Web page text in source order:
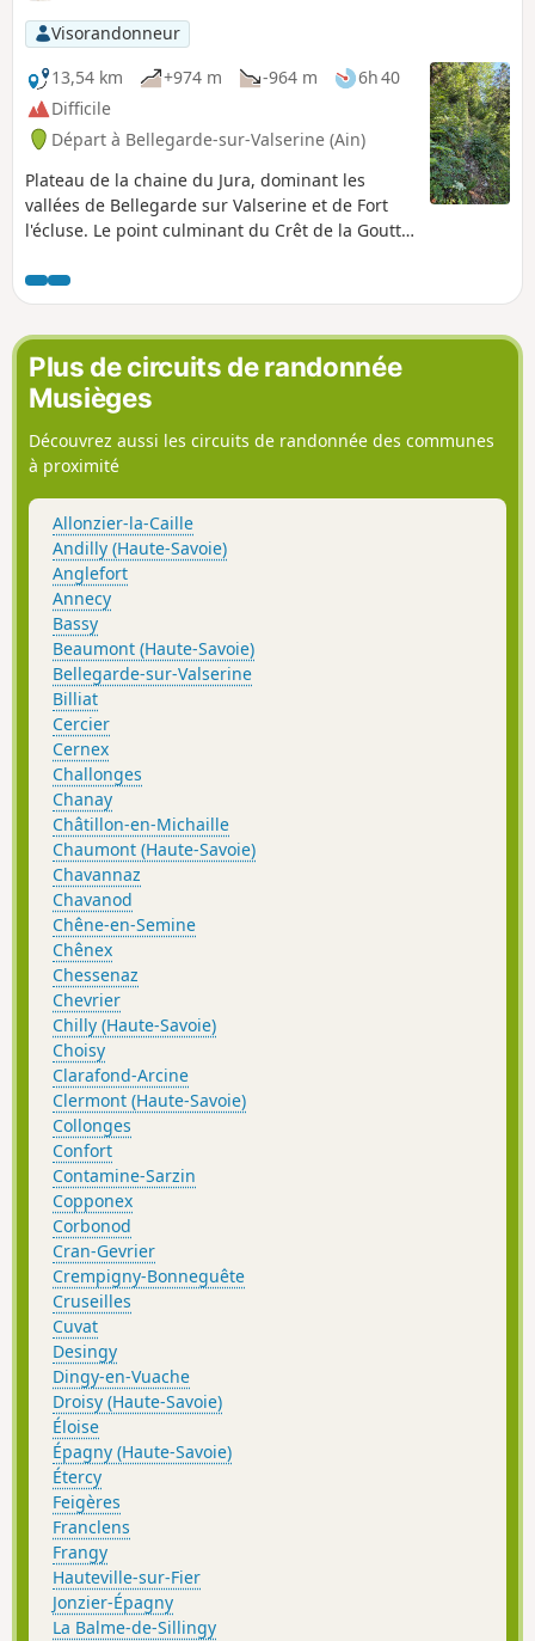
Visorandonneur
13,54 km
+974 m -964 m
6h 40
Difficile
Départ à Bellegarde-sur-Valserine (Ain)
Plateau de la chaine du Jura, dominant les
vallées de Bellegarde sur Valserine et de Fort
l'écluse. Le point culminant du Crêt de la Goutte
du Jura et vers le Lac Léman coté Genève, avec
un horizon dominé par la chaine des Alpes,
dont le Mont Blanc.
Plus de circuits de randonnée
Musièges
Découvrez aussi les circuits de randonnée des communes
à proximité
Allonzier-la-Caille
Andilly (Haute-Savoie)
Anglefort
Annecy
Bassy
Beaumont (Haute-Savoie)
Bellegarde-sur-Valserine
Billiat
Cercier
Cernex
Challonges
Chanay
Châtillon-en-Michaille
Chaumont (Haute-Savoie)
Chavannaz
Chavanod
Chêne-en-Semine
Chênex
Chessenaz
Chevrier
Chilly (Haute-Savoie)
Choisy
Clarafond-Arcine
Clermont (Haute-Savoie)
Collonges
Confort
Contamine-Sarzin
Copponex
Corbonod
Cran-Gevrier
Crempigny-Bonneguête
Cruseilles
Cuvat
Desingy
Dingy-en-Vuache
Droisy (Haute-Savoie)
Éloise
Épagny (Haute-Savoie)
Étercy
Feigères
Franclens
Frangy
Hauteville-sur-Fier
Jonzier-Épagny
La Balme-de-Sillingy